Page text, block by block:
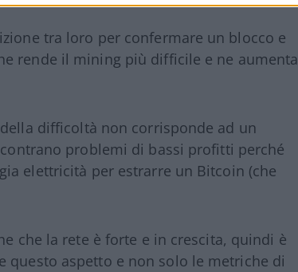
tra loro per confermare un blocco e
rende il mining più difficile e ne aumenta
difficoltà non corrisponde ad un
problemi di bassi profitti perché
elettricità per estrarre un Bitcoin (che
che la rete è forte e in crescita, quindi è
questo aspetto e non solo le metriche di